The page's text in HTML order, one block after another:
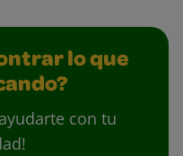
lo que
con tu